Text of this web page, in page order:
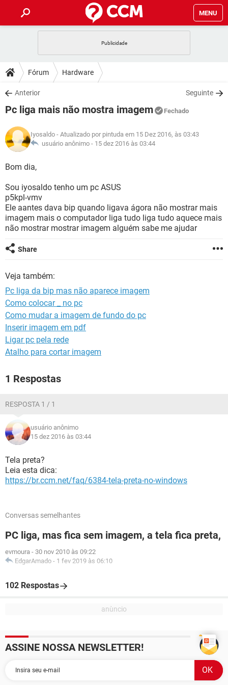
MENU
CELULAR
OUTLOOK
INSTAGRAM GMAIL
GUIA DE COMPRAS
DICAS
JOGOS
INSTAGRAM GMAIL
GUIA DE COMPRAS
DOWNLOADS
JOGOS WHATSAPP
CELULAR
OUTLOOK EXCEL
INSTAGRAM
FÓRUM
JOGOS WHATSAPP
CELULAR
OUTLOOK
INSTAGRAM
GUIA DE COMPRAS
GLOSSÁRIO
JOGOS
OUTLOOK
GMAIL
GUIA DE COMPRAS
Fórum Hardware
Anterior Seguinte
Pc liga mais não mostra imagem Fechado
Iyosaldo - Atualizado por pintuda em 15 Dez 2016, às 03:43
usuário anônimo - 15 dez 2016 às 03:44
Bom dia,
Sou iyosaldo tenho um pc ASUS
p5kpl-vmv
Ele aantes dava bip quando ligava ágora não mostrar mais
imagem mais o computador liga tudo liga tudo aquece mais
não mostrar mostrar imagem alguém sabe me ajudar
Share
Veja também:
Pc liga da bip mas não aparece imagem
Como colocar _ no pc
Como mudar a imagem de fundo do pc
Inserir imagem em pdf
Ligar pc pela rede
Atalho para cortar imagem
1 Respostas
RESPOSTA 1 / 1
usuário anônimo
15 dez 2016 às 03:44
Tela preta?
Leia esta dica:
https://br.ccm.net/faq/6384-tela-preta-no-windows
Conversas semelhantes
PC liga, mas fica sem imagem, a tela fica preta,
evmoura - 30 nov 2010 às 09:22
EdgarAmado - 1 fev 2019 às 06:10
102 Respostas
ASSINE NOSSA NEWSLETTER!